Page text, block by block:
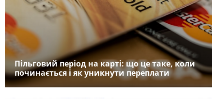
Пільговий період на карті: що це таке, коли
починається і як уникнути переплати